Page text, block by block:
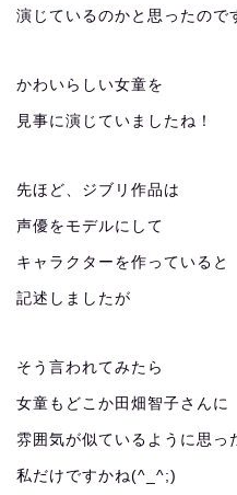
演じているのかと思ったので
かわいらしい女童を
見事に演じていましたね！
先ほど、ジブリ作品は
声優をモデルにして
キャラクターを作っていると
記述しましたが
そう言われてみたら
女童もどこか田畑智子さんに
雰囲気が似ているように思っ
私だけですかね(^_^;)